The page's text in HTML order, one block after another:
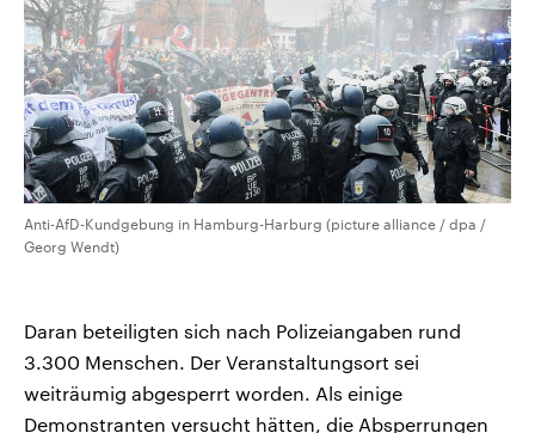
Anti-AfD-Kundgebung in Hamburg-Harburg (picture alliance / dpa /
Georg Wendt)
Daran beteiligten sich nach Polizeiangaben rund
3.300 Menschen. Der Veranstaltungsort sei
weiträumig abgesperrt worden. Als einige
Demonstranten versucht hätten, die Absperrungen